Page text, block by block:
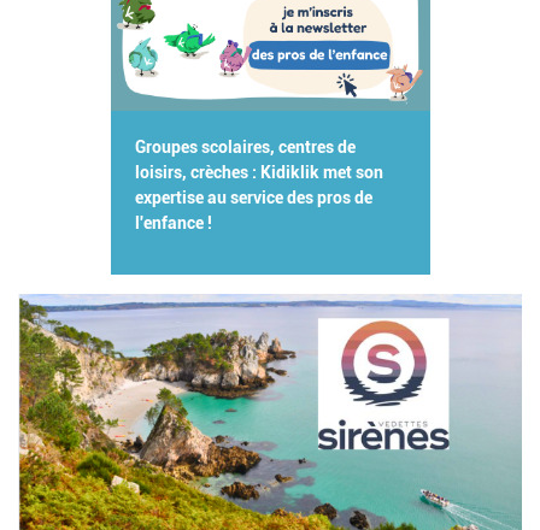
Groupes scolaires, centres de
loisirs, crèches : Kidiklik met son
expertise au service des pros de
l'enfance !